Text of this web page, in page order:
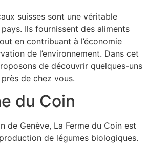
suisses sont une véritable
Ils fournissent des aliments
en contribuant à l’économie
de l’environnement. Dans cet
de découvrir quelques-uns
de chez vous.
du Coin
de Genève, La Ferme du Coin est
de légumes biologiques.